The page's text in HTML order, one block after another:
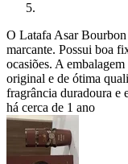
O Latafa Asar
marcante. Possui boa
ocasiões. A
original e de ótima
fragrância duradoura e
há cerca de 1 ano